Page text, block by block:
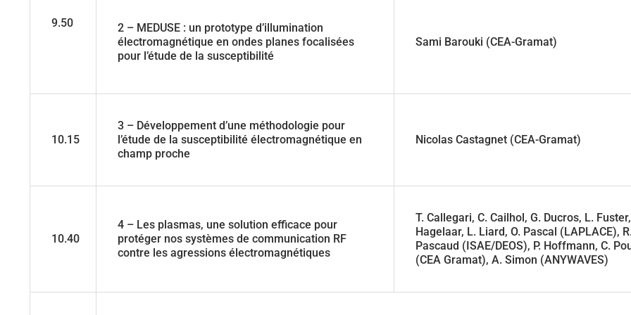
9.50
2 – MEDUSE : un prototype d’illumination
électromagnétique en ondes planes focalisées
pour l’étude de la susceptibilité
Sami Barouki (CEA-Gramat)
10.15
3 – Développement d’une méthodologie pour
l’étude de la susceptibilité électromagnétique en
champ proche
Nicolas Castagnet (CEA-Gramat)
10.40
4 – Les plasmas, une solution efficace pour
protéger nos systèmes de communication RF
contre les agressions électromagnétiques
T. Callegari, C. Cailhol, G. Ducros, L.
Hagelaar, L. Liard, O. Pascal (LAPLACE),
Pascaud (ISAE/DEOS), P. Hoffmann, C.
(CEA Gramat), A. Simon (ANYWAVES)